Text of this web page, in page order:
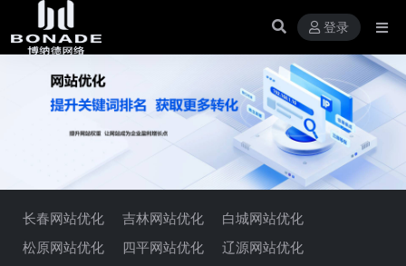
登录
长春网站优化 吉林网站优化
白城网站优化
松原网站优化
四平网站优化
辽源网站优化